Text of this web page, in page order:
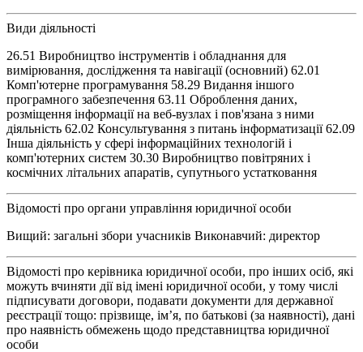
Види діяльності
26.51 Виробництво інструментів і обладнання для
вимірювання, дослідження та навігації (основний) 62.01
Комп'ютерне програмування 58.29 Видання іншого
програмного забезпечення 63.11 Оброблення даних,
розміщення інформації на веб-вузлах і пов'язана з ними
діяльність 62.02 Консультування з питань інформатизації 62.09
Інша діяльність у сфері інформаційних технологій і
комп'ютерних систем 30.30 Виробництво повітряних і
космічних літальних апаратів, супутнього устатковання
Відомості про органи управління юридичної особи
Вищий: загальні збори учасників Виконавчий: директор
Відомості про керівника юридичної особи, про інших осіб, які
можуть вчиняти дії від імені юридичної особи, у тому числі
підписувати договори, подавати документи для державної
реєстрації тощо: прізвище, ім’я, по батькові (за наявності), дані
про наявність обмежень щодо представництва юридичної
особи